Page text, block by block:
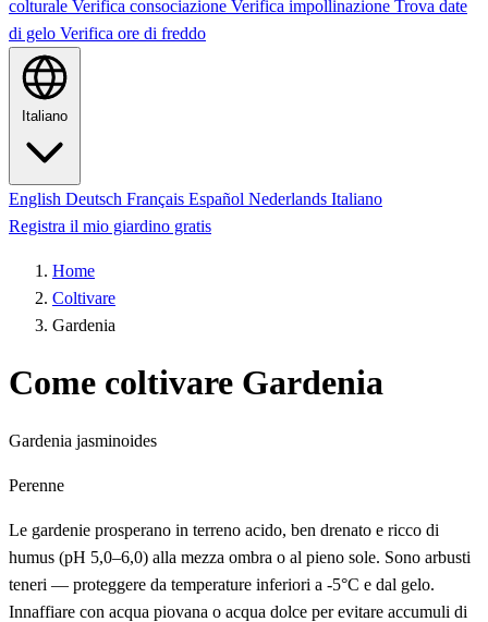
colturale Verifica consociazione Verifica impollinazione Trova date
di gelo Verifica ore di freddo
Italiano
English Deutsch Français Español Nederlands Italiano
Registra il mio giardino gratis
Home
Coltivare
Gardenia
Come coltivare Gardenia
Gardenia jasminoides
Perenne
Le gardenie prosperano in terreno acido, ben drenato e ricco di
humus (pH 5,0–6,0) alla mezza ombra o al pieno sole. Sono arbusti
teneri — proteggere da temperature inferiori a -5°C e dal gelo.
Innaffiare con acqua piovana o acqua dolce per evitare accumuli di